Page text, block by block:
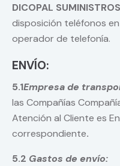
DICOPAL
disposición teléfonos
operador de telefonía.
ENVÍO:
5.1Empresa de
las Compañías
Atención al Cliente es
correspondiente.
5.2 Gastos de envío: